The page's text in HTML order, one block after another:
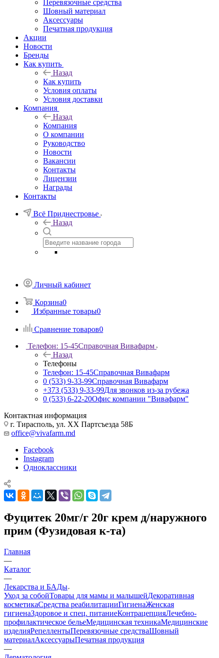
Перевязочные средства
Шовный материал
Аксессуары
Печатная продукция
Акции
Новости
Бренды
Как купить
Назад
Как купить
Условия оплаты
Условия доставки
Компания
Назад
Компания
О компании
Руководство
Новости
Вакансии
Контакты
Лицензии
Награды
Контакты
Всё Приднестровье
Назад
Личный кабинет
Корзина0
Избранные товары0
Сравнение товаров0
Телефон: 15-45Справочная Вивафарм
Назад
Телефоны
Телефон: 15-45Справочная Вивафарм
0 (533) 9-33-99Справочная Вивафарм
+373 (533) 9-33-99Для звонков из-за рубежа
0 (533) 6-22-20Офис компании "Вивафарм"
Контактная информация
г. Тирасполь, ул. ХХ Партсъезда 58Б
office@vivafarm.md
Facebook
Instagram
Одноклассники
Фуцитек 20мг/г 20г крем д/наружного
прим (Фузидовая к-та)
Главная
—
Каталог
—
Лекарства и БАДы
Уход за собойТовары для мамы и малышейДекоративная
косметикаСредства реабилитацииГигиенаЖенская
гигиенаЗдоровое и спец. питаниеКонтрацепцияЛечебно-
профилактическое бельеМедицинская техникаМедицинские
изделияРепеллентыПеревязочные средстваШовный
материалАксессуарыПечатная продукция
—